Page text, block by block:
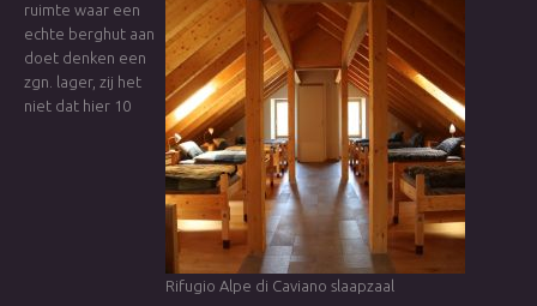
Rifugio Alpe di Caviano slaapzaal
ruimte waar een
echte berghut aan
doet denken een
zgn. lager, zij het
niet dat hier 10